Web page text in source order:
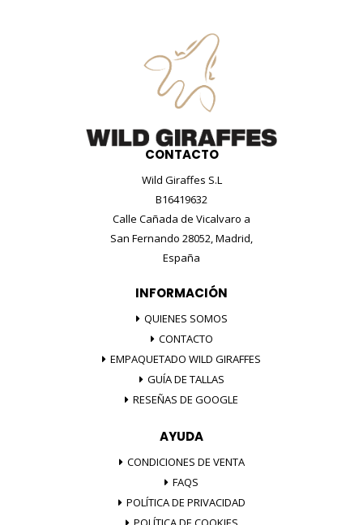
CONTACTO
Wild Giraffes S.L
B16419632
Calle Cañada de Vicalvaro a
San Fernando 28052, Madrid,
España
INFORMACIÓN
QUIENES SOMOS
CONTACTO
EMPAQUETADO WILD GIRAFFES
GUÍA DE TALLAS
RESEÑAS DE GOOGLE
AYUDA
CONDICIONES DE VENTA
FAQS
POLÍTICA DE PRIVACIDAD